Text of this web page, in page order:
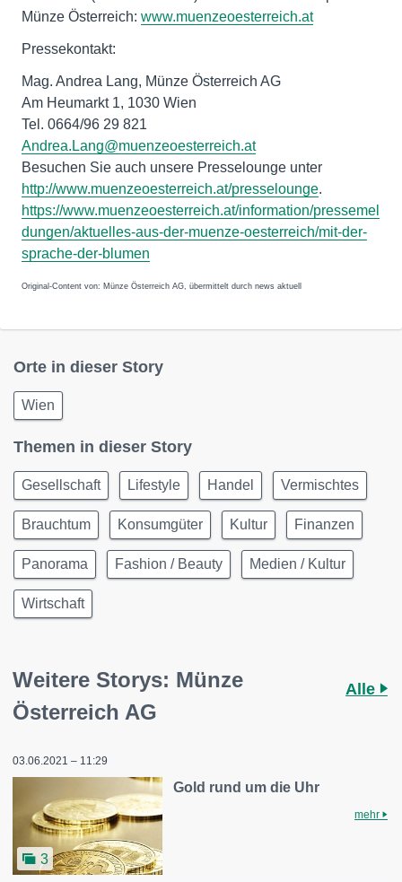
Münze Österreich: www.muenzeoesterreich.at
Pressekontakt:
Mag. Andrea Lang, Münze Österreich AG
Am Heumarkt 1, 1030 Wien
Tel. 0664/96 29 821
Andrea.Lang@muenzeoesterreich.at
Besuchen Sie auch unsere Presselounge unter
http://www.muenzeoesterreich.at/presselounge.
https://www.muenzeoesterreich.at/information/pressemel
dungen/aktuelles-aus-der-muenze-oesterreich/mit-der-
sprache-der-blumen
Original-Content von: Münze Österreich AG, übermittelt durch news aktuell
Orte in dieser Story
Wien
Themen in dieser Story
Gesellschaft Lifestyle Handel Vermischtes
Brauchtum Konsumgüter Kultur Finanzen
Panorama Fashion / Beauty Medien / Kultur
Wirtschaft
Weitere Storys: Münze
Österreich AG
Alle
03.06.2021 – 11:29
3
Gold rund um die Uhr
mehr